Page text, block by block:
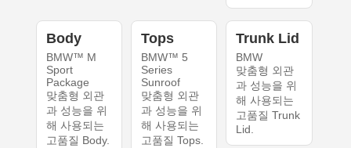
Body
BMW™ M
Sport
Package
맞춤형 외관
과 성능을 위
해 사용되는
고품질 Body.
Tops
BMW™ 5
Series
Sunroof
맞춤형 외관
과 성능을 위
해 사용되는
고품질 Tops.
Trunk Lid
BMW
맞춤형 외관
과 성능을 위
해 사용되는
고품질 Trunk
Lid.